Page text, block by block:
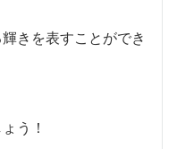
きを表すことができ
う！